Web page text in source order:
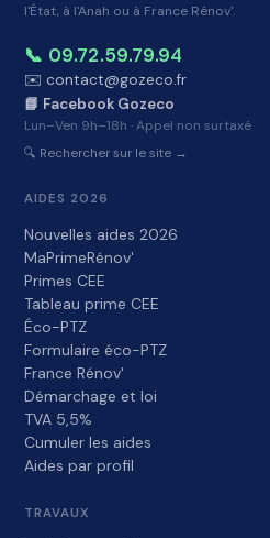
l'État, à l'Anah ou à France Rénov'.
📞 09.72.59.79.94
✉️ contact@gozeco.fr
📘 Facebook Gozeco
Lun–Ven 9h–18h · Appel non surtaxé
🔍 Rechercher sur le site →
AIDES 2026
Nouvelles aides 2026
MaPrimeRénov'
Primes CEE
Tableau prime CEE
Éco-PTZ
Formulaire éco-PTZ
France Rénov'
Démarchage et loi
TVA 5,5%
Cumuler les aides
Aides par profil
TRAVAUX